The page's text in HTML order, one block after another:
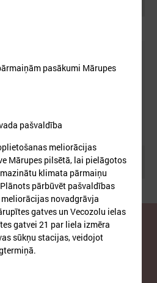
Meklēt
pasākumi Mārupes
pašvaldība
meliorācijas
Mārupes pilsētā, lai pielāgotos
klimata pārmaiņu
pārbūvēt pašvaldības
novadgrāvja
gatves un Vecozolu ielas
gatvei 21 par liela izmēra
sūkņu stacijas, veidojot
savienība